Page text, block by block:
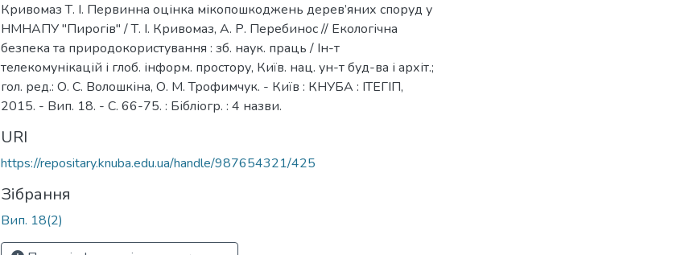
Кривомаз Т. І. Первинна оцінка мікопошкоджень дерев’яних споруд у
НМНАПУ "Пирогів" / Т. І. Кривомаз, А. Р. Перебинос // Екологічна
безпека та природокористування : зб. наук. праць / Ін-т
телекомунікацій і глоб. інформ. простору, Київ. нац. ун-т буд-ва і архіт.;
гол. ред.: О. С. Волошкіна, О. М. Трофимчук. - Київ : КНУБА : ІТЕГІП,
2015. - Вип. 18. - С. 66-75. : Бібліогр. : 4 назви.
URI
https://repositary.knuba.edu.ua/handle/987654321/425
Зібрання
Вип. 18(2)